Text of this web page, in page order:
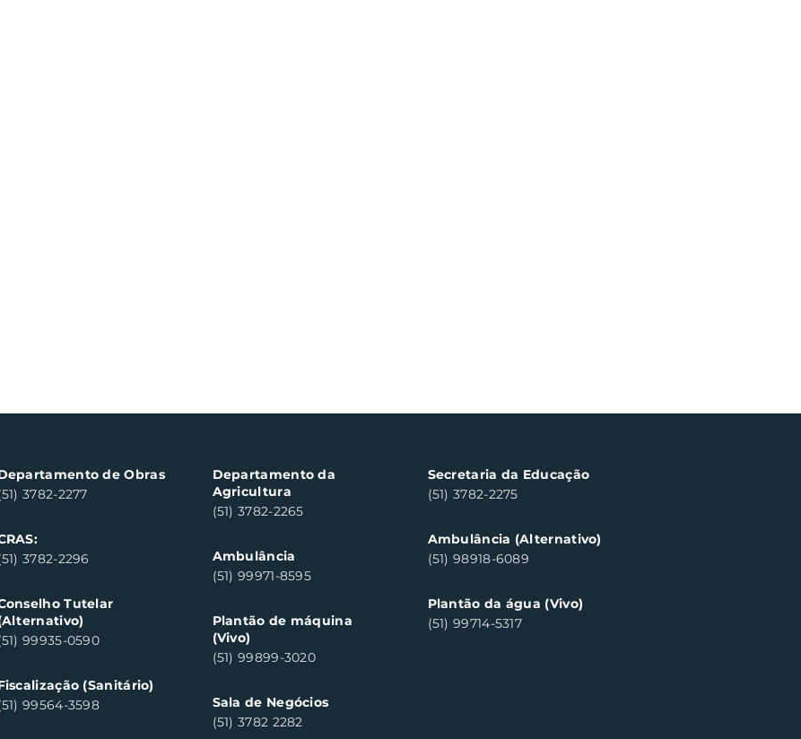
de Obras
3782-2277
3782-2296
Tutelar
99935-0590
(Sanitário)
99564-3598
Departamento da
Agricultura
(51) 3782-2265
Ambulância
(51) 99971-8595
Plantão de máquina
(Vivo)
(51) 99899-3020
Sala de Negócios
(51) 3782 2282
Secretaria da Educação
(51) 3782-2275
Ambulância (Alternativo)
(51) 98918-6089
Plantão da água (Vivo)
(51) 99714-5317